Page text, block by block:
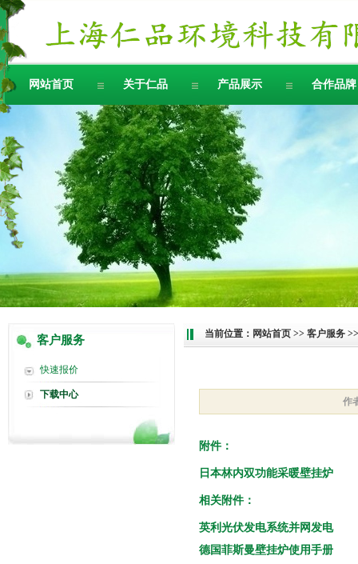
网站首页 关于仁品 产品展示 合作品牌
客户服务
快速报价
下载中心
当前位置： 网站首页 >> 客户服务
作
附件：
日本林内双功能采暖壁挂炉
相关附件：
英利光伏发电系统并网发电
德国菲斯曼壁挂炉使用手册